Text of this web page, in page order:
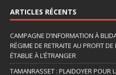
ARTICLES RÉCENTS
CAMPAGNE D’INFORMATION À
RÉGIME DE RETRAITE AU PROFIT
ÉTABLIE À L’ÉTRANGER
TAMANRASSET : PLAIDOYER POUR